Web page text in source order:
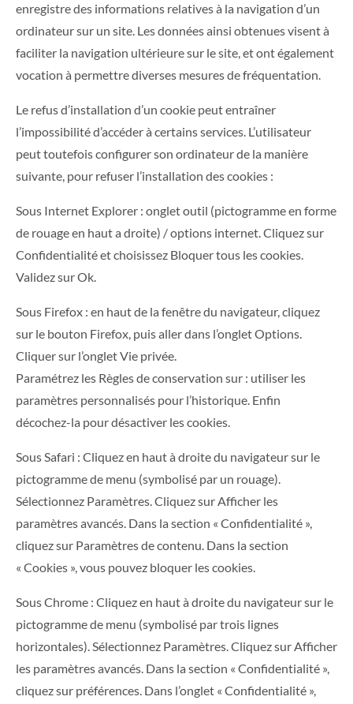
enregistre des informations relatives à la navigation d’un
ordinateur sur un site. Les données ainsi obtenues visent à
faciliter la navigation ultérieure sur le site, et ont également
vocation à permettre diverses mesures de fréquentation.
Le refus d’installation d’un cookie peut entraîner
l’impossibilité d’accéder à certains services. L’utilisateur
peut toutefois configurer son ordinateur de la manière
suivante, pour refuser l’installation des cookies :
Sous Internet Explorer : onglet outil (pictogramme en forme
de rouage en haut a droite) / options internet. Cliquez sur
Confidentialité et choisissez Bloquer tous les cookies.
Validez sur Ok.
Sous Firefox : en haut de la fenêtre du navigateur, cliquez
sur le bouton Firefox, puis aller dans l’onglet Options.
Cliquer sur l’onglet Vie privée.
Paramétrez les Règles de conservation sur : utiliser les
paramètres personnalisés pour l’historique. Enfin
décochez-la pour désactiver les cookies.
Sous Safari : Cliquez en haut à droite du navigateur sur le
pictogramme de menu (symbolisé par un rouage).
Sélectionnez Paramètres. Cliquez sur Afficher les
paramètres avancés. Dans la section « Confidentialité »,
cliquez sur Paramètres de contenu. Dans la section
« Cookies », vous pouvez bloquer les cookies.
Sous Chrome : Cliquez en haut à droite du navigateur sur le
pictogramme de menu (symbolisé par trois lignes
horizontales). Sélectionnez Paramètres. Cliquez sur Afficher
les paramètres avancés. Dans la section « Confidentialité »,
cliquez sur préférences. Dans l’onglet « Confidentialité »,